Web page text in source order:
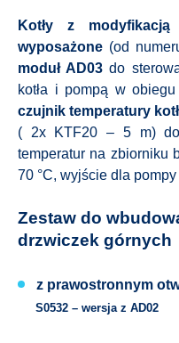
Kotły z
wyposażone (od
moduł AD03 do
kotła i pompą w obiegu
czujnik temperatury
( 2x KTF20 – 5 m) do
temperatur na zbiorniku
70 °C, wyjście dla pompy
Zestaw do
drzwiczek górnych
z prawostronnym
S0532 – wersja z AD02